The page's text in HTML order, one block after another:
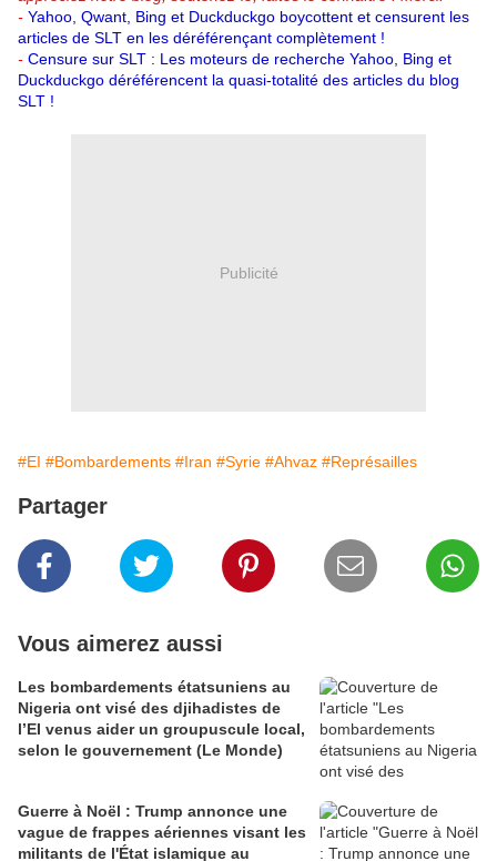
- Yahoo, Qwant, Bing et Duckduckgo boycottent et censurent les
articles de SLT en les déréférençant complètement !
- Censure sur SLT : Les moteurs de recherche Yahoo, Bing et
Duckduckgo déréférencent la quasi-totalité des articles du blog
SLT !
Publicité
#EI #Bombardements #Iran #Syrie #Ahvaz #Représailles
Partager
Vous aimerez aussi
Les bombardements étatsuniens au
Nigeria ont visé des djihadistes de
l’EI venus aider un groupuscule local,
selon le gouvernement (Le Monde)
Guerre à Noël : Trump annonce une
vague de frappes aériennes visant les
militants de l'État islamique au